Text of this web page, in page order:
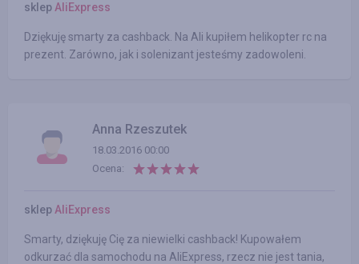
sklep AliExpress
Dziękuję smarty za cashback. Na Ali kupiłem helikopter rc na
prezent. Zarówno, jak i solenizant jesteśmy zadowoleni.
Anna Rzeszutek
18.03.2016 00:00
Ocena:
sklep AliExpress
Smarty, dziękuję Cię za niewielki cashback! Kupowałem
odkurzać dla samochodu na AliExpress, rzecz nie jest tania,